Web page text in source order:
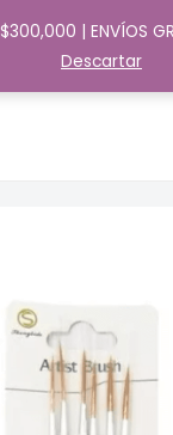
| ENVÍOS
Descartar